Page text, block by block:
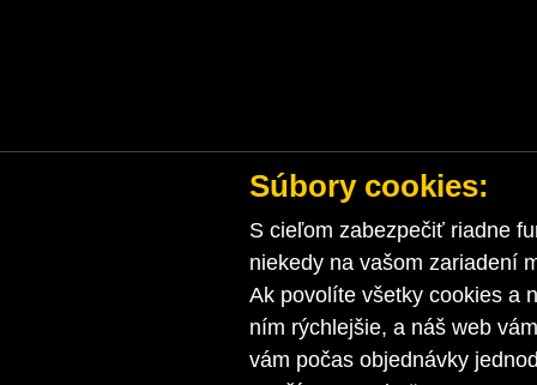
Súbory cookies:
S cieľom zabezpečiť riadne
niekedy na vašom zariadení
Ak povolíte všetky cookies a
ním rýchlejšie, a náš web
vám počas objednávky